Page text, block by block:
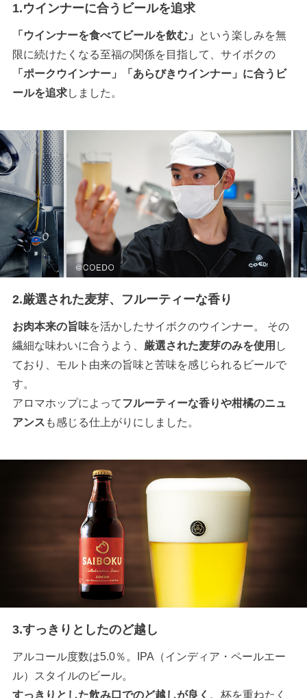
1.ウインナーに合うビールを追求
「ウインナーを食べてビールを飲む」
という楽しみを無
限に続けたくなる至福の関係を目指して、サイボクの
「ポークウインナー」「あらびきウインナー」に合うビ
ールを追求しました。
2.厳選された麦芽、フルーティーな香り
お肉本来の旨味を活かしたサイボクのウインナー。 その
繊細な味わいに合うよう、 厳選された麦芽のみを使用 し
ており、モルト由来の旨味と苦味を感じられるビールで
す。
アロマホップによってフルーティーな香りや柑橘のニュ
アンス も感じる仕上がりにしました。
3.すっきりとしたのど越し
アルコール度数は5.0％。IPA（インディア・ペールエー
ル）スタイルのビール。
すっきりとした飲み口でのど越しが良く、 杯を重ねたく